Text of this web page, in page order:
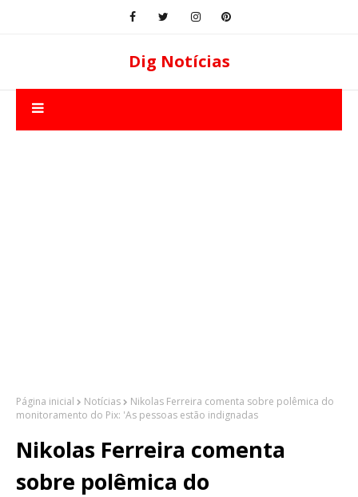
Dig Notícias
Página inicial Notícias
Nikolas Ferreira comenta sobre polêmica do
monitoramento do Pix: 'As pessoas estão indignadas
Nikolas Ferreira comenta
sobre polêmica do